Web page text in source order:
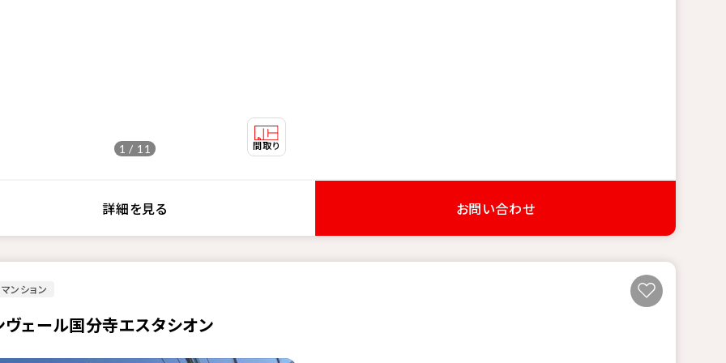
1 / 11
詳細を見る お問い合わせ
ンション
ヴェール国分寺エスタシオン